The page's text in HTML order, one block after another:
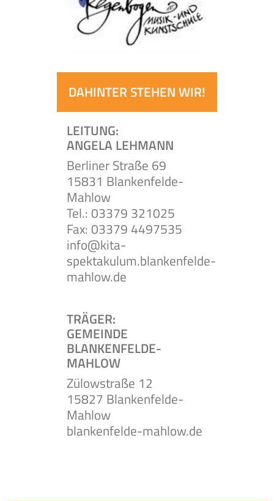
DAHINTER STEHEN WIR!
LEITUNG:
ANGELA LEHMANN
Berliner Straße 69
15831 Blankenfelde-
Mahlow
Tel.: 03379 321025
Fax: 03379 4497535
info@kita-
spektakulum.blankenfelde-
mahlow.de
TRÄGER:
GEMEINDE
BLANKENFELDE-
MAHLOW
Zülowstraße 12
15827 Blankenfelde-
Mahlow
blankenfelde-mahlow.de